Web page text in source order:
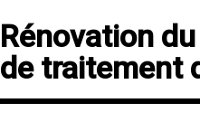
Rénovation
de traitement